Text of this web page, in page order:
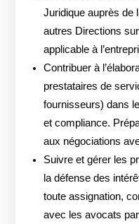
Juridique auprès de
autres Directions
applicable à
Contribuer à
prestataires de
fournisseurs) dans
et compliance.
aux négociations
Suivre et gérer les
la défense des
toute assignation,
avec les avocats